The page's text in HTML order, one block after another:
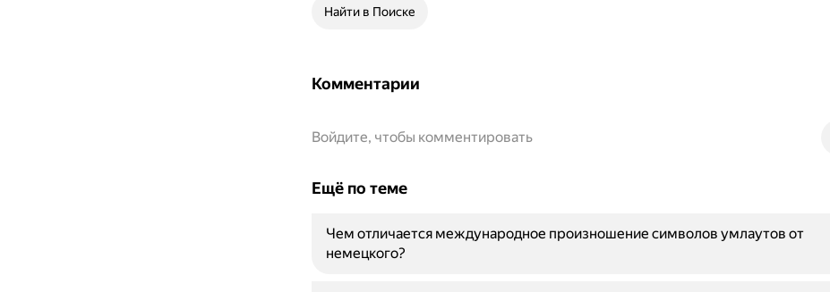
Найти в Поиске
Комментарии
Войдите, чтобы комментировать
Ещё по теме
Чем отличается международное произношение символов умлаутов от
немецкого?